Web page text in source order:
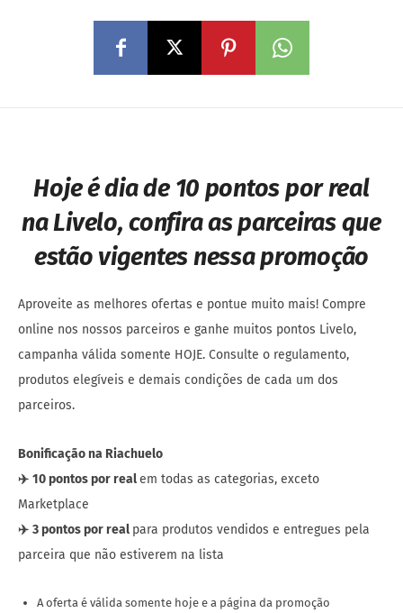
Hoje é dia de 10 pontos por real
na Livelo, confira as parceiras que
estão vigentes nessa promoção
Aproveite as melhores ofertas e pontue muito mais! Compre
online nos nossos parceiros e ganhe muitos pontos Livelo,
campanha válida somente HOJE. Consulte o regulamento,
produtos elegíveis e demais condições de cada um dos
parceiros.
Bonificação na Riachuelo
✈️ 10 pontos por realem todas as categorias, exceto
Marketplace
✈️ 3 pontos por real para produtos vendidos e entregues pela
parceira que não estiverem na lista
A oferta é válida somente hoje e a página da promoção